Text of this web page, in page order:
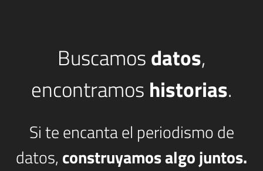
Buscamosdatos,
encontramos historias.
Si te encanta el periodismo de
datos, construyamos algo juntos.